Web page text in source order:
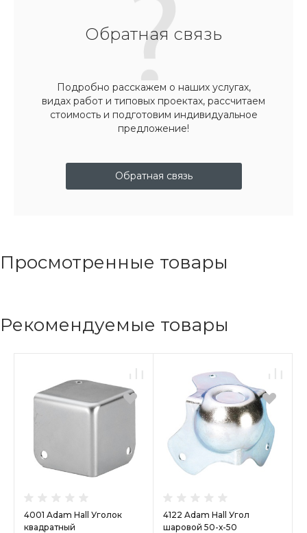
Обратная связь
Подробно расскажем о наших услугах,
видах работ и типовых проектах, рассчитаем
стоимость и подготовим индивидуальное
предложение!
Обратная связь
Просмотренные товары
Рекомендуемые товары
4001 Adam Hall Уголок
квадратный
4122 Adam Hall Угол
шаровой 50-х-50